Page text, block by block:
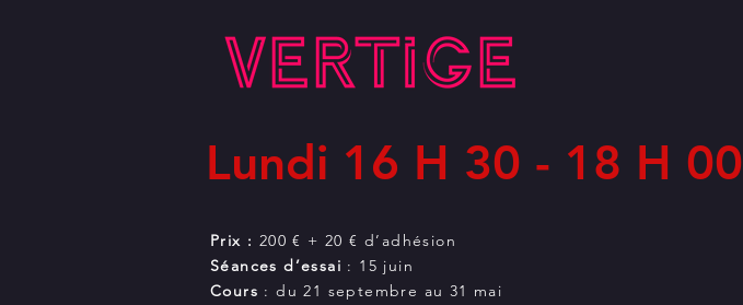
Lundi 16 H 30 - 18 H 00
Prix : 200 € + 20 € d’adhésion
Séances d’essai : 15 juin
Cours : du 21 septembre au 31 mai